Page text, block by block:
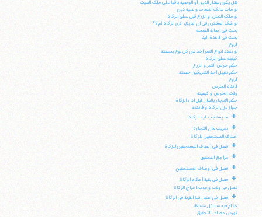
هل یکون مقدار الدین أو الوصیة باقیا علی ملک المیت
لو مات مالک النصاب و علیه دین
لو ملک النخل او الزرع قبل تعلق الزکاة
لو شک المشتری فی ان البایع، ادی الزکاة ام لا؟
بحث فی اصالة الصحة
بحث فی قاعدة الید
فروع
لو تعدد انواع التمر اخذ من کل نوع بحصته
کیفیة تعلق الزکاة
حکم خرص الثمر و الزرع
حکم تقبیل احد الشریکین حصته
فروع
فائدة الخرص
وقت الخرص و کیفیته
حکم الاتجار بالمال قبل اداء الزکاة
جواز عزل الزکاة و فائدته
+ ما یستجب فیه الزکاة
+
تعریف مال التجارة
اصناف المستحقین للزکاة
+ فصل فی أصناف المستحقین للزکاة
+ مراجع التحقیق
+ فصل فی أوصاف المستحقین
+
فصل فی بقیة أحکام الزکاة
فصل فی وقت وجوب اخراج الزکاة
+
فصل فی اعتبار نیة القربة فی الزکاة
ختام فیه مسائل متفرقة
فهرس مصادر التحقیق
وب سایت رسمی آیت‌الله منتظری